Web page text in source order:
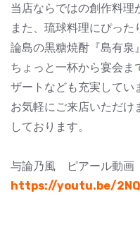
当店ならではの創作料理
また、琉球料理にぴっ
論島の黒糖焼酎『島有泉
ちょっと一杯から宴会ま
ザートなども充実してい
お気軽にご来店いただけ
しております。
与論乃風 ピアール動画
https://youtu.be/